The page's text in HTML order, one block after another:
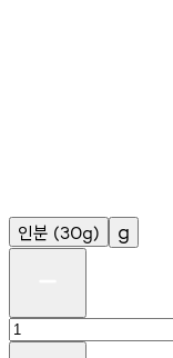
인분 (30g) g